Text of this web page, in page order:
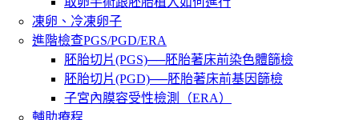
凍卵、冷凍卵子
進階檢查PGS/PGD/ERA
胚胎切片(PGS)──胚胎著床前染色體篩檢
胚胎切片(PGD)──胚胎著床前基因篩檢
子宮內膜容受性檢測（ERA）
輔助療程